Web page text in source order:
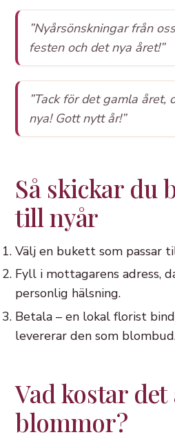
”Nyårsönskningar från
festen och det nya året!”
”Tack för det gamla året,
nya! Gott nytt år!”
Så skickar du
till nyår
Välj en bukett som passar
Fyll i mottagarens adress,
personlig hälsning.
Betala – en lokal florist
levererar den som
Vad kostar
blommor?